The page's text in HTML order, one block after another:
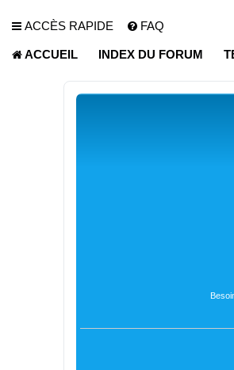
ACCÈS RAPIDE FAQ
ACCUEIL INDEX DU FORUM